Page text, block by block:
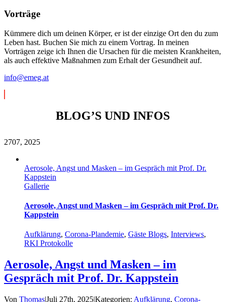
Vorträge
Kümmere dich um deinen Körper, er ist der einzige Ort den du zum
Leben hast. Buchen Sie mich zu einem Vortrag. In meinen
Vorträgen zeige ich Ihnen die Ursachen für die meisten Krankheiten,
als auch effektive Maßnahmen zum Erhalt der Gesundheit auf.
info@emeg.at
BLOG’S UND INFOS
2707, 2025
Aerosole, Angst und Masken – im Gespräch mit Prof. Dr.
Kappstein
Gallerie
Aerosole, Angst und Masken – im Gespräch mit Prof. Dr.
Kappstein
Aufklärung, Corona-Plandemie, Gäste Blogs, Interviews,
RKI Protokolle
Aerosole, Angst und Masken – im
Gespräch mit Prof. Dr. Kappstein
Von Thomas|Juli 27th, 2025|Kategorien: Aufklärung, Corona-